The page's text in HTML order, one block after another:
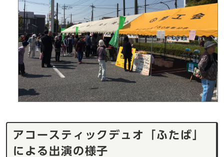
アコースティックデュオ「ふたば」
による出演の様子